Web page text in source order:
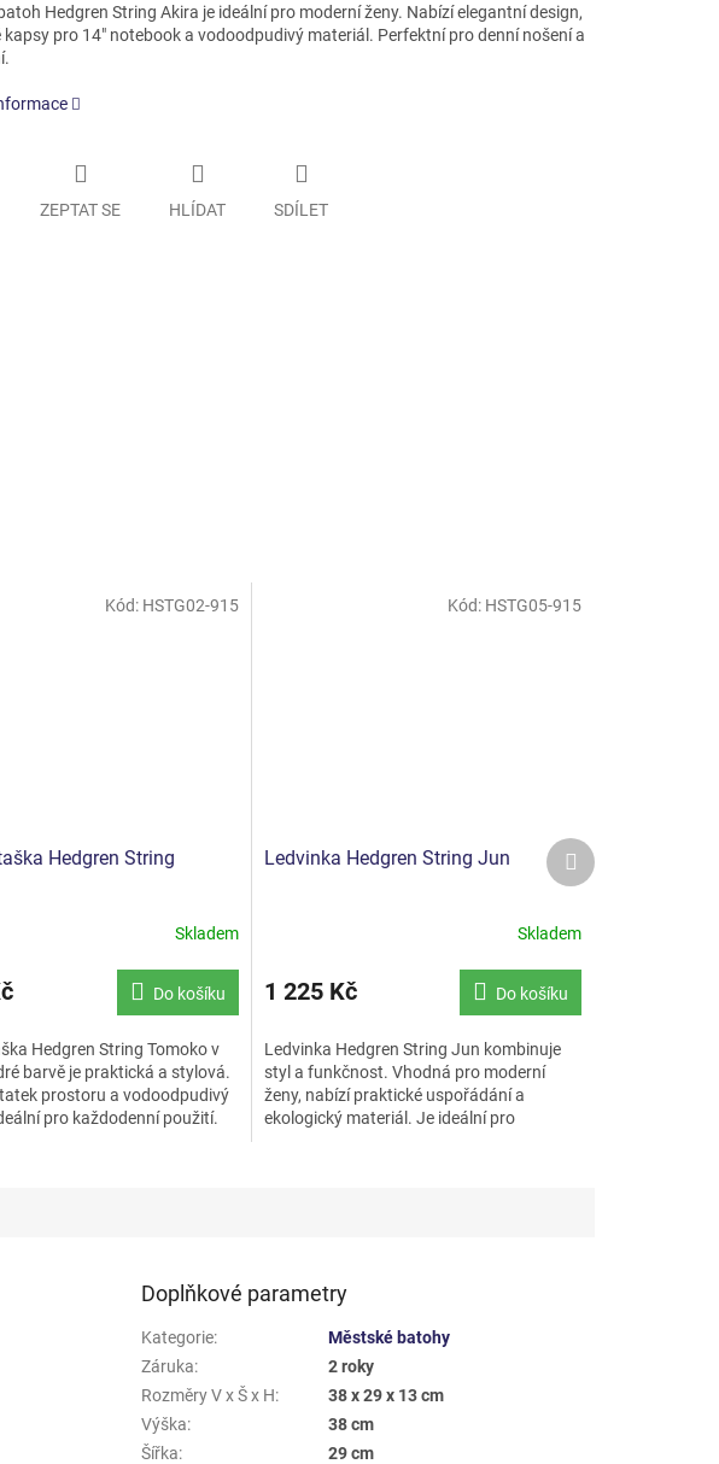
Hedgren String Akira je ideální pro moderní ženy. Nabízí elegantní design,
kapsy pro 14" notebook a vodoodpudivý materiál. Perfektní pro denní nošení a
ZEPTAT SE HLÍDAT SDÍLET
Hedgren String
Skladem
Do košíku
Hedgren String Tomoko v
barvě je praktická a stylová.
prostoru a vodoodpudivý
pro každodenní použití.
Kód: HSTG02-915
Ledvinka Hedgren String Jun
Skladem
1 225 Kč Do košíku
Ledvinka Hedgren String Jun kombinuje
styl a funkčnost. Vhodná pro moderní
ženy, nabízí praktické uspořádání a
ekologický materiál. Je ideální pro
Kód: HSTG05-915
Další
produkt
Doplňkové parametry
Kategorie:
Městské batohy
Záruka:
2 roky
Rozměry V x Š x H:
38 x 29 x 13 cm
Výška:
38 cm
Šířka:
29 cm